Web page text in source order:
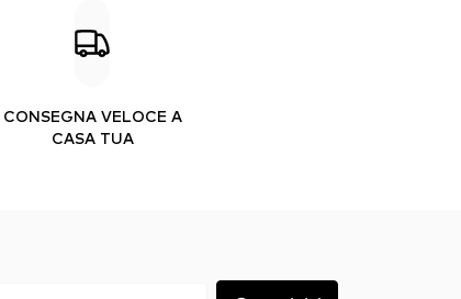
CONSEGNA VELOCE A
CASA TUA